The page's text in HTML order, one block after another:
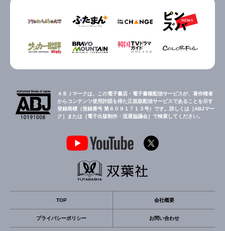
ＡＢＪマークは、この電子書店・電子書籍配信サービスが、著作権者
からコンテンツ使用許諾を得た正規版配信サービスであることを示す
登録商標（登録番号 第６０９１７１３号）です。詳しくは［ABJマー
ク］または［電子出版制作・流通協議会］で検索してください。
TOP 会社概要
プライバシーポリシー お問い合わせ